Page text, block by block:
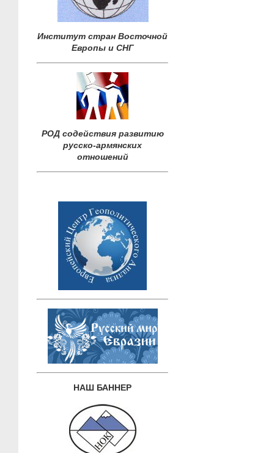
Институт стран Восточной
Европы и СНГ
РОД содействия развитию
русско-армянских
отношений
НАШ БАННЕР